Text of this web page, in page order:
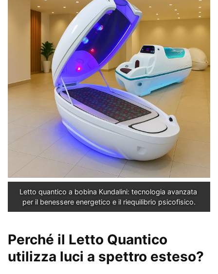
Letto quantico a bobina Kundalini: tecnologia avanzata
per il benessere energetico e il riequilibrio psicofisico.
Perché il Letto Quantico
utilizza luci a spettro esteso?